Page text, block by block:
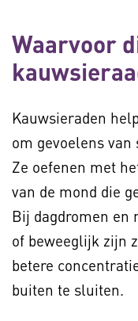
Waarvoor
Kauwsieraden
om gevoelens
Ze oefenen met
van de mond die
Bij dagdromen en
of beweeglijk zijn
betere
buiten te sluiten.